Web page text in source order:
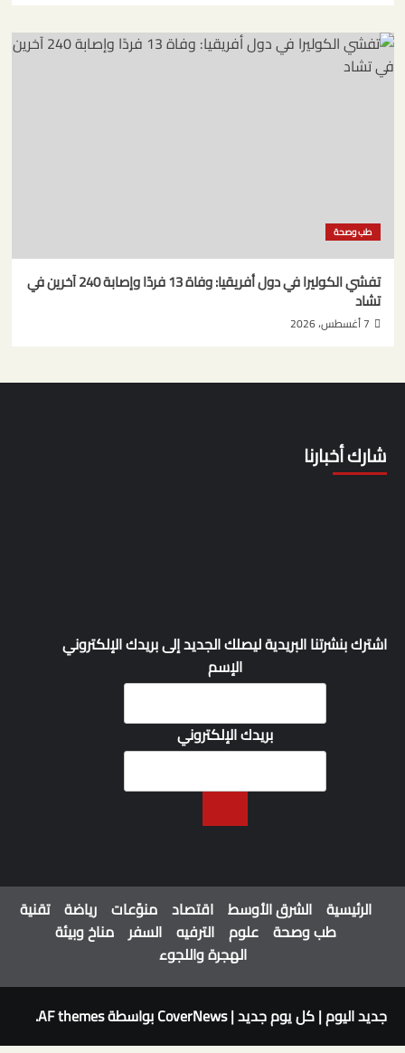
طب وصحة
تفشي الكوليرا في دول أفريقيا: وفاة 13 فردًا وإصابة 240 آخرين في
تشاد
7 أغسطس، 2026
شارك أخبارنا
اشترك بنشرتنا البريدية ليصلك الجديد إلى بريدك الإلكتروني
الإسم
بريدك الإلكتروني
الرئيسية الشرق الأوسط اقتصاد منوّعات رياضة تقنية
طب وصحة علوم الترفيه السفر مناخ وبيئة
الهجرة واللجوء
جديد اليوم | كل يوم جديد|
CoverNewsبواسطة AF themes.